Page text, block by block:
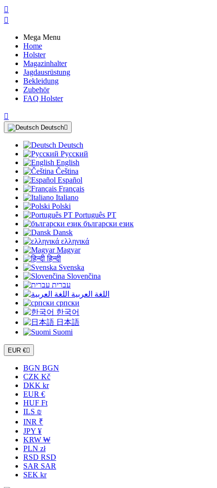


Mega Menu
Home
Holster
Magazinhalter
Jagdausrüstung
Bekleidung
Zubehör
FAQ Holster

Deutsch
Deutsch
Русский
English
Čeština
Español
Français
Italiano
Polski
Português PT
български език
Dansk
ελληνικά
Magyar
हिन्दी
Svenska
Slovenčina
עברית
اللغة العربية
српски
한국어
日本語
Suomi
EUR €
BGN BGN
CZK Kč
DKK kr
EUR €
HUF Ft
ILS ₪
INR ₹
JPY ¥
KRW ₩
PLN zł
RSD RSD
SAR SAR
SEK kr